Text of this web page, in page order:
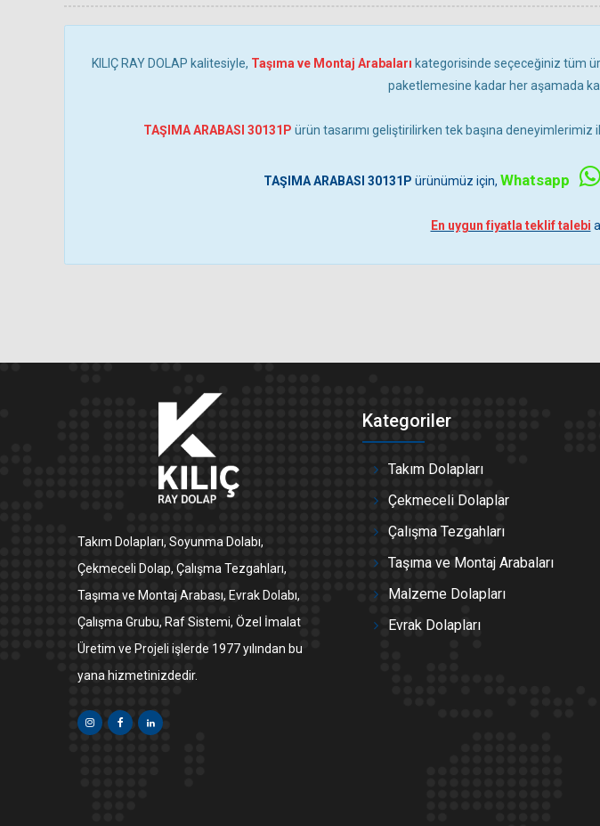
KILIÇ RAY DOLAP kalitesiyle, Taşıma ve Montaj Arabaları kategorisinde seçeceğiniz tüm
paketlemesine kadar her aşamada
TAŞIMA ARABASI 30131P ürün tasarımı geliştirilirken tek başına
TAŞIMA ARABASI 30131P ürünümüz için, Whatsapp
En uygun fiyatla teklif talebi
Takım Dolapları, Soyunma Dolabı,
Çekmeceli Dolap, Çalışma Tezgahları,
Taşıma ve Montaj Arabası, Evrak Dolabı,
Çalışma Grubu, Raf Sistemi, Özel İmalat
Üretim ve Projeli işlerde 1977 yılından bu
yana hizmetinizdedir.
Kategoriler
Takım Dolapları
Çekmeceli Dolaplar
Çalışma Tezgahları
Taşıma ve Montaj Arabaları
Malzeme Dolapları
Evrak Dolapları